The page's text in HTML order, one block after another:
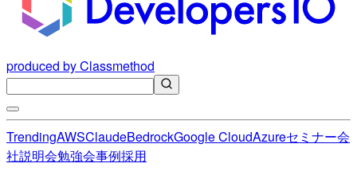
produced by Classmethod
TrendingAWSClaudeBedrockGoogle CloudAzureセミナー会
社説明会勉強会事例採用